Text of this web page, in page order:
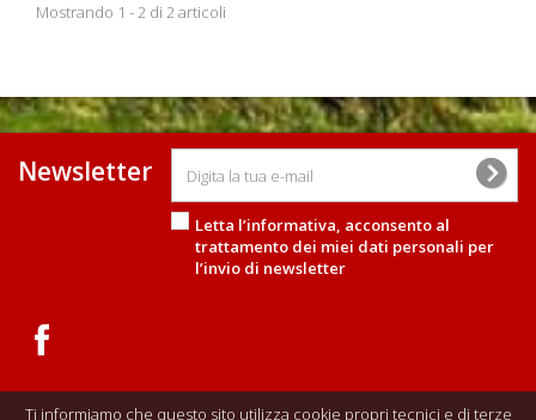
Mostrando 1 - 2 di 2 articoli
Newsletter
Letta l’informativa, acconsento al
trattamento dei miei dati personali per
l’invio di newsletter
Ti informiamo che questo sito utilizza cookie propri tecnici e di terze